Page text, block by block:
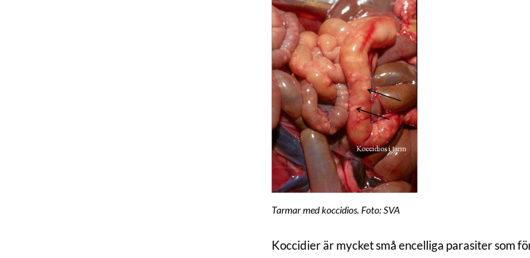
Tarmar med koccidios. Foto: SVA
Koccidier är mycket små encelliga parasiter som